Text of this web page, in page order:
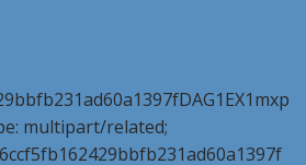
multipart/related;